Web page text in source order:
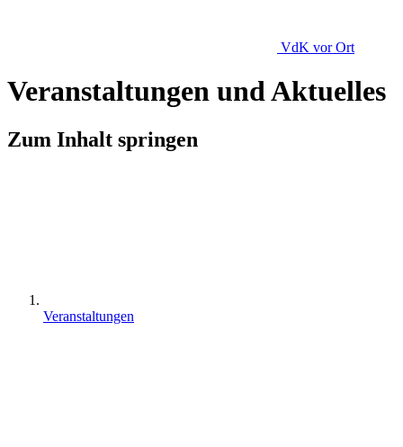
VdK vor Ort
Veranstaltungen und Aktuelles
Zum Inhalt springen
Veranstaltungen